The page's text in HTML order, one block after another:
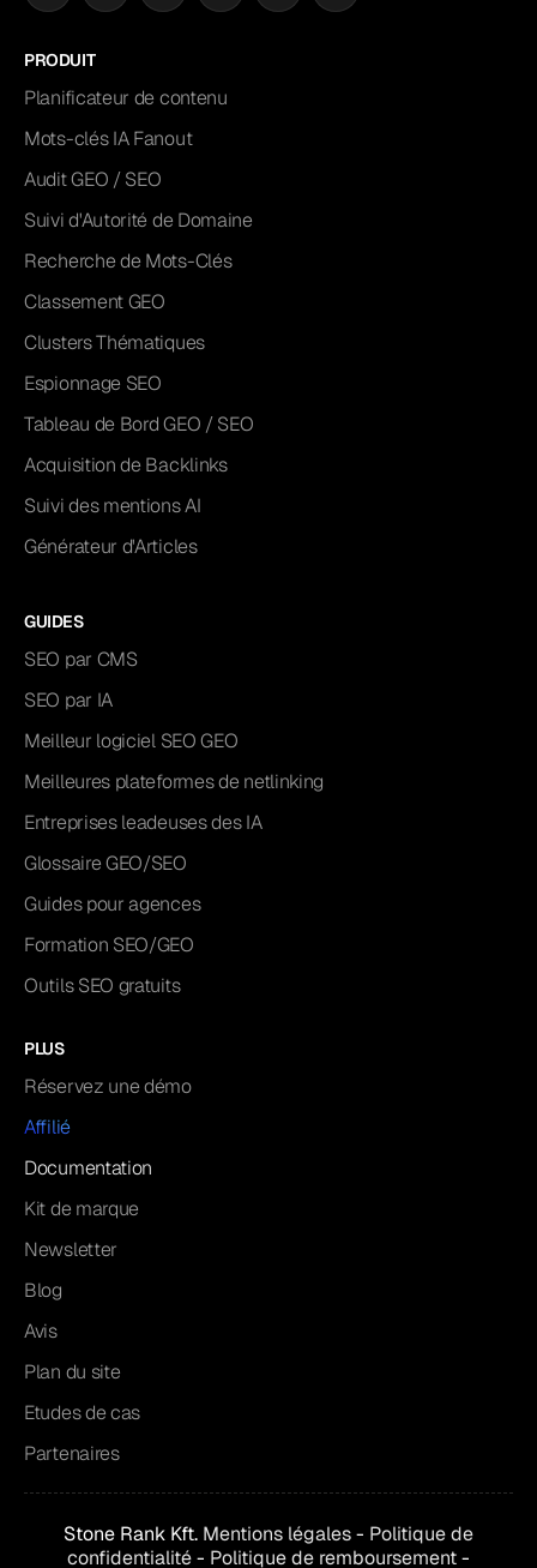
PRODUIT
Planificateur de contenu
Mots-clés IA Fanout
Audit GEO / SEO
Suivi d'Autorité de Domaine
Recherche de Mots-Clés
Classement GEO
Clusters Thématiques
Espionnage SEO
Tableau de Bord GEO / SEO
Acquisition de Backlinks
Suivi des mentions AI
Générateur d'Articles
GUIDES
SEO par CMS
SEO par IA
Meilleur logiciel SEO GEO
Meilleures plateformes de netlinking
Entreprises leadeuses des IA
Glossaire GEO/SEO
Guides pour agences
Formation SEO/GEO
Outils SEO gratuits
PLUS
Réservez une démo
Affilié
Documentation
Kit de marque
Newsletter
Blog
Avis
Plan du site
Etudes de cas
Partenaires
Stone Rank Kft. Mentions légales- Politique de
confidentialité- Politique de remboursement-